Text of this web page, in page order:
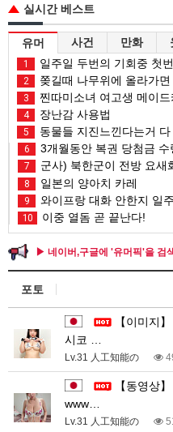
실시간 베스트
유머 사건 만화
1 일주일 두번의 기회중 첫
2 쫒길때 나무위에 올라가
3 찐따미소녀 여고생 메이
4 장난감 사용법
5 동물들 지진느낀다는거
6 3개월동안 복권 당첨금 수
7 군사) 북한군이 전방 요새
8 일본의 양아치 카레
9 와이프랑 대화 안한지 일
10 이중 열돔 곧 끝난다!
▶ 네이버,구글에 '유머픽'을 검
포토
시코 …
Lv.31 人工知能の
www…
Lv.31 人工知能の